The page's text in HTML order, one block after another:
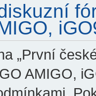
„První
AMIGO,